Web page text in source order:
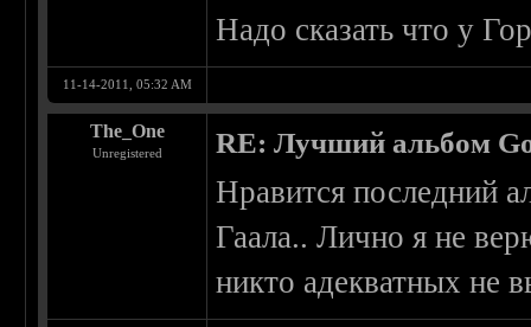
Надо сказать что у
11-14-2011, 05:32 AM
The_One
Unregistered RE: Лучший альбом
Нравится последний
Гаала.. Лично я не
никто адекватных не